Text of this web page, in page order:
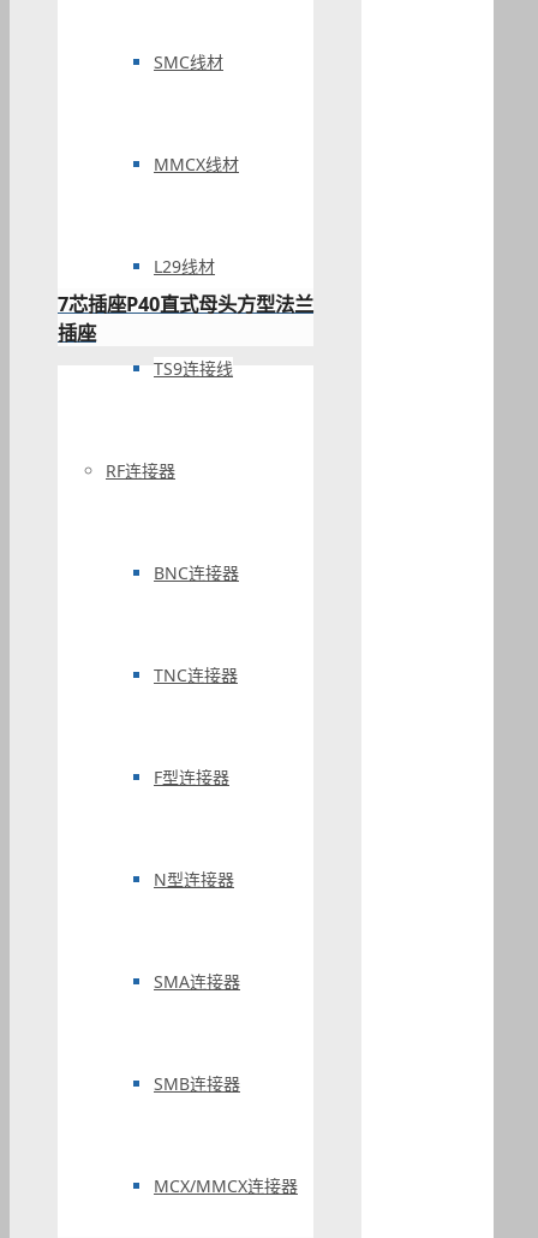
SMC线材
MMCX线材
L29线材
TS9连接线
RF连接器
BNC连接器
TNC连接器
F型连接器
N型连接器
SMA连接器
SMB连接器
MCX/MMCX连接器
7芯插座P40直式母头方型法兰
插座